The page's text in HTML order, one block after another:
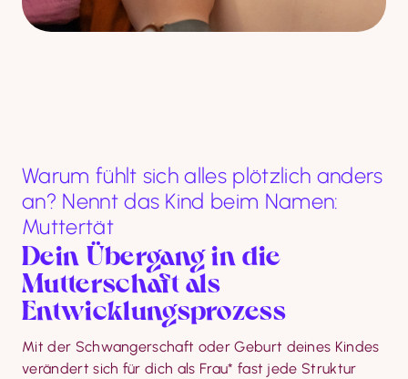
Warum fühlt sich alles plötzlich anders
an? Nennt das Kind beim Namen:
Muttertät
Dein Übergang in die
Mutterschaft als
Entwicklungsprozess
Mit der Schwangerschaft oder Geburt deines Kindes
verändert sich für dich als Frau* fast jede Struktur